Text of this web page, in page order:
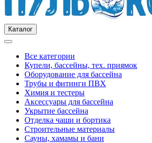
Каталог
Все категории
Купели, бассейны, тех. приямок
Оборудование для бассейна
Трубы и фитинги ПВХ
Химия и тестеры
Аксессуары для бассейна
Укрытие бассейна
Отделка чаши и бортика
Строительные материалы
Сауны, хамамы и бани